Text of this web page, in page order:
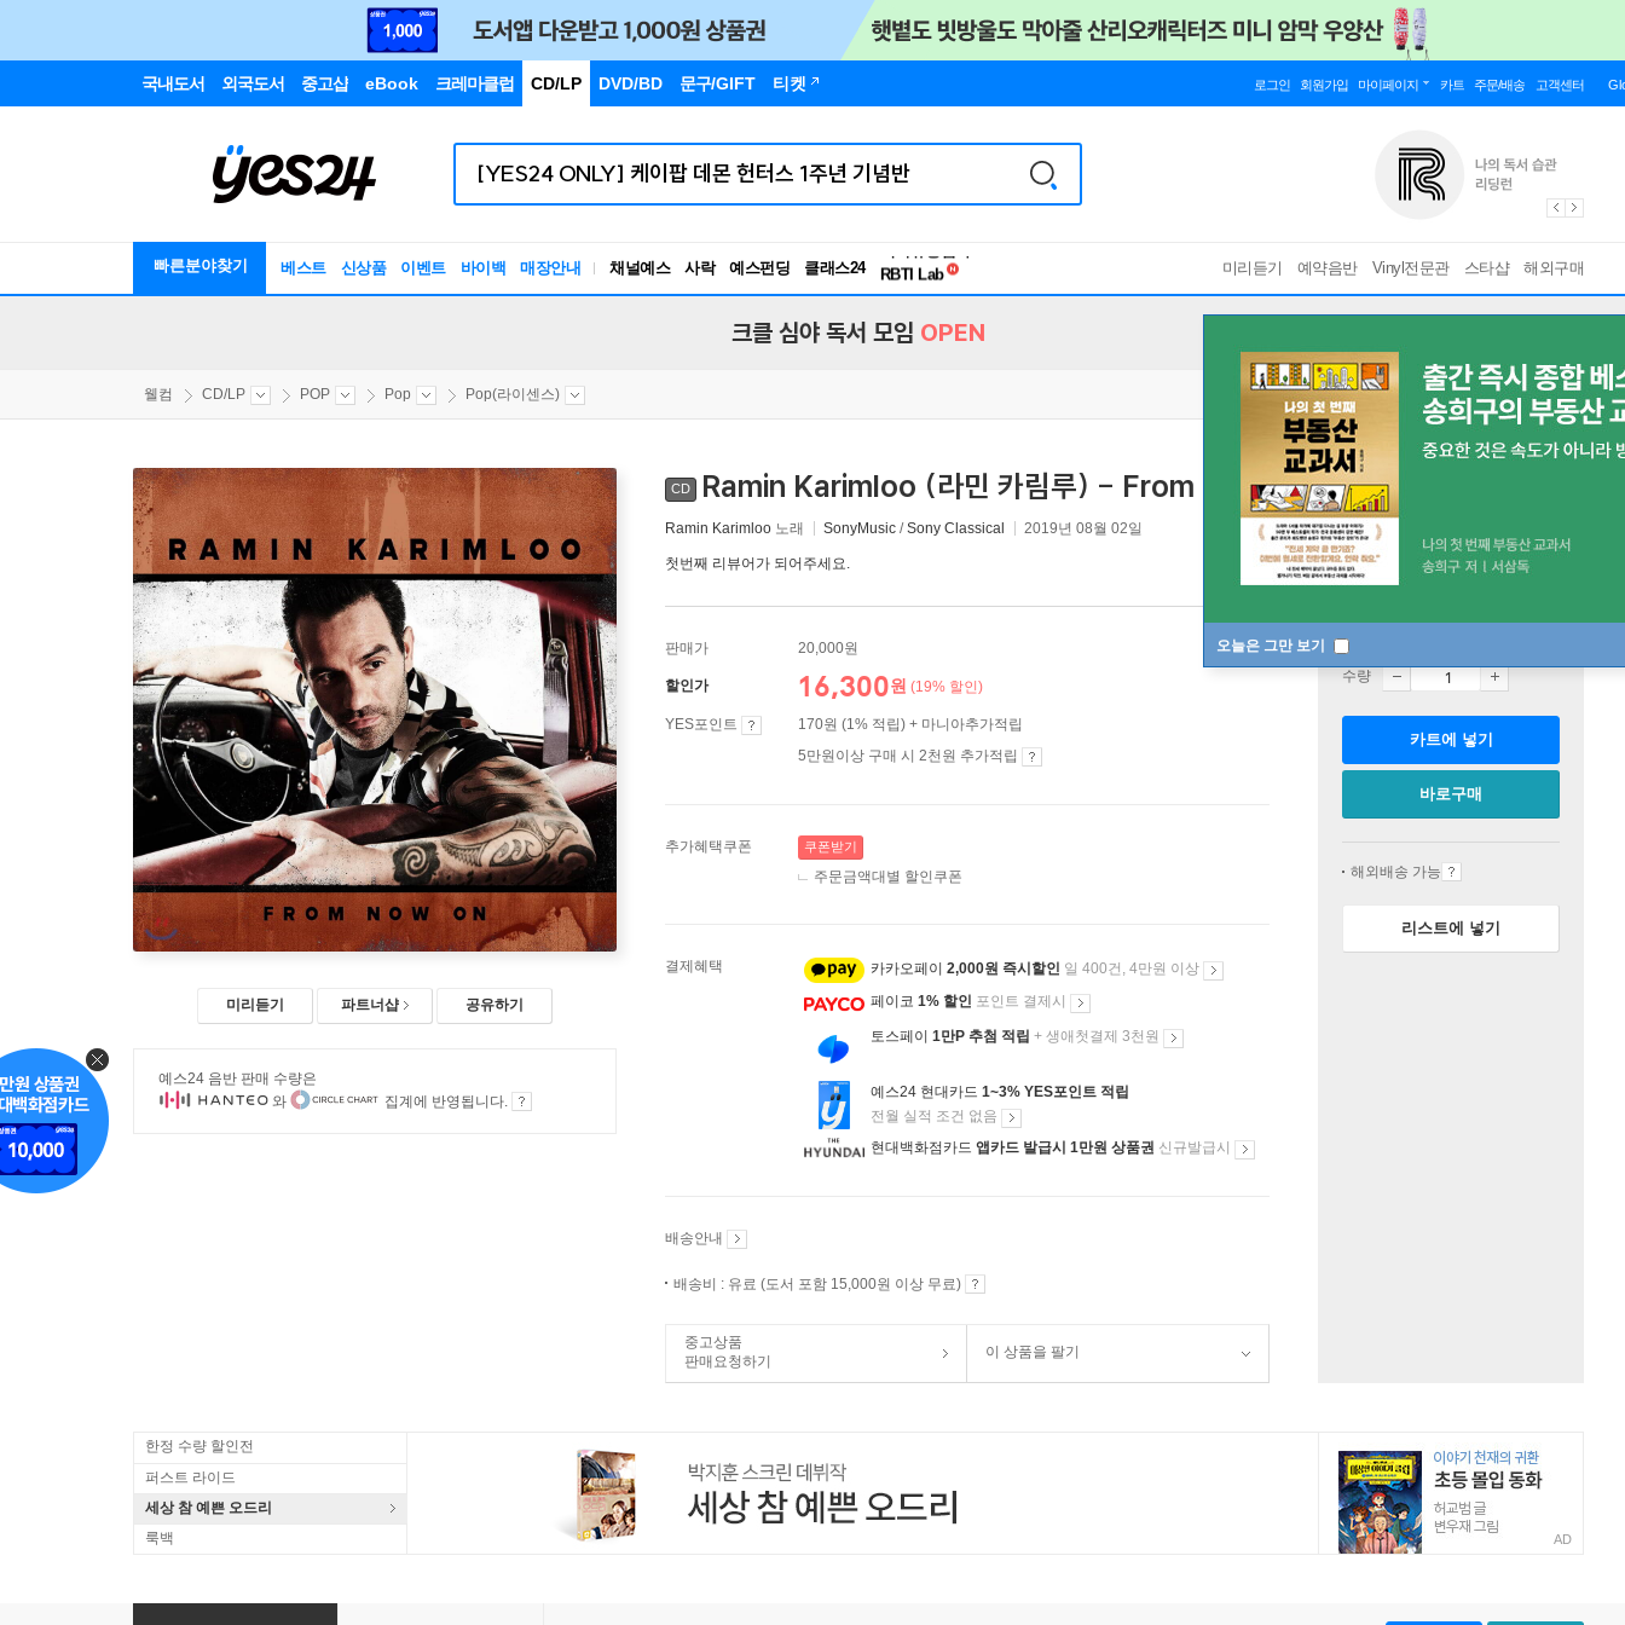
국내도서 외국도서 중고샵 eBook 크레마클럽 CD/LP DVD/BD 문구/GIFT 티켓 로그인 회원가입 마이페이지 카트 주문/배송 고객센터
빠른분야찾기 베스트 신상품 이벤트 바이백 매장안내 채널예스 사락 예스펀딩 클래스24
RBTI Lab
독서유형검사
미리듣기 예약음반 Vinyl전문관 스타샵 해외구매
오늘은 그만 보기
크클 심야 독서 모임 OPEN
웰컴 CD/LP POP Pop Pop(라이센스)
미리듣기 파트너샵 공유하기
예스24 음반 판매 수량은
와
집계에 반영됩니다.
CD Ramin Karimloo (라민 카림루) - From Now On 정규 2집
Ramin Karimloo 노래 SonyMusic /Sony Classical 2019년 08월 02일
첫번째 리뷰어가 되어주세요.
판매가 20,000원
할인가 16,300원 (19% 할인)
YES포인트
170원 (1% 적립) + 마니아추가적립
5만원이상 구매 시 2천원 추가적립
추가혜택쿠폰 쿠폰받기
주문금액대별 할인쿠폰
결제혜택 카카오페이 2,000원 즉시할인 일 400건, 4만원 이상
페이코 1% 할인 포인트 결제시
토스페이 1만P 추첨 적립 + 생애첫결제 3천원
예스24 현대카드 1~3% YES포인트 적립
전월 실적 조건 없음
현대백화점카드 앱카드 발급시 1만원 상품권 신규발급시
배송안내
배송비 : 유료 (도서 포함 15,000원 이상 무료)
중고상품
판매요청하기
이 상품을 팔기
판매중
수량
카트에 넣기
바로구매
해외배송 가능
리스트에 넣기
한정 수량 할인전
퍼스트 라이드
세상 참 예쁜 오드리
룩백
AD